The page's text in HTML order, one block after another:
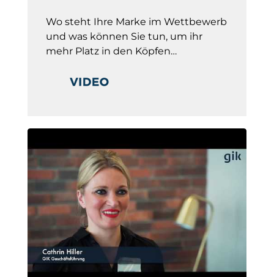
Wo steht Ihre Marke im Wettbewerb
und was können Sie tun, um ihr
mehr Platz in den Köpfen…